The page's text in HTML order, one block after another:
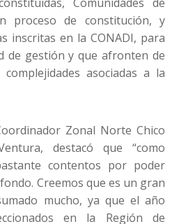
proceso de constitución, y
inscritas en la CONADI, para
de gestión y que afronten de
asociadas a la
Zonal Norte Chico
destacó que “como
contentos por poder
Creemos que es un gran
mucho, ya que el año
en la Región de